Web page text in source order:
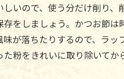
しいので、使う分だけ削り、
存をしましょう。かつお節は
が落ちたりするので、ラッ
粉をきれいに取り除いてか